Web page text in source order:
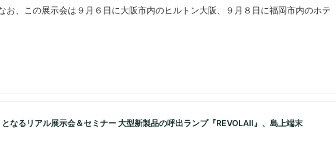
お、この展示会は９月６日に大阪市内のヒルトン大阪、９月８日に福岡市内のホテ
なるリアル展示会＆セミナー 大型新製品の呼出ランプ『REVOLAⅡ』、島上端末